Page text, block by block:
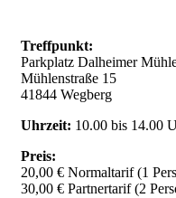
Treffpunkt:
Parkplatz Dalheimer
Mühlenstraße 15
41844 Wegberg
Uhrzeit: 10.00 bis 14.00
Preis:
20,00 € Normaltarif (1
30,00 € Partnertarif (2